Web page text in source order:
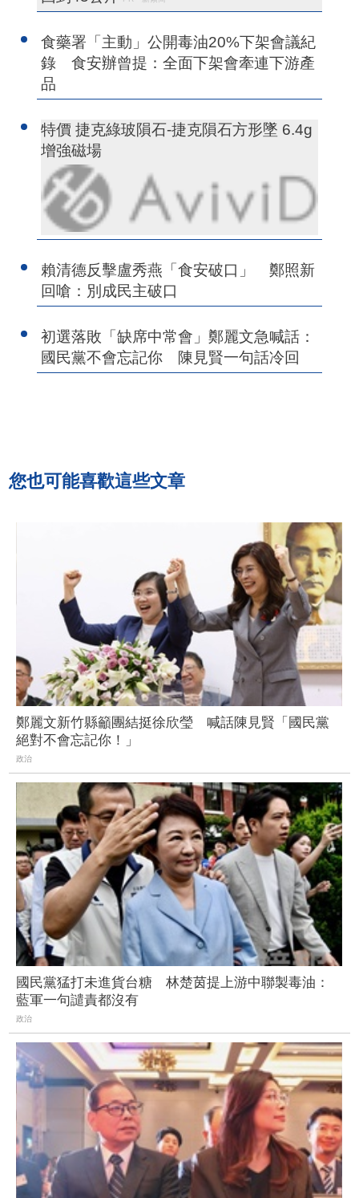
食藥署「主動」公開毒油20%下架會議紀
錄 食安辦曾提：全面下架會牽連下游產
品
特價 捷克綠玻隕石-捷克隕石方形墜 6.4g
增強磁場
賴清德反擊盧秀燕「食安破口」 鄭照新
回嗆：別成民主破口
初選落敗「缺席中常會」鄭麗文急喊話：
國民黨不會忘記你 陳見賢一句話冷回
您也可能喜歡這些文章
鄭麗文新竹縣籲團結挺徐欣瑩 喊話陳見賢「國民黨
絕對不會忘記你！」
政治
國民黨猛打未進貨台糖 林楚茵提上游中聯製毒油：
藍軍一句譴責都沒有
政治